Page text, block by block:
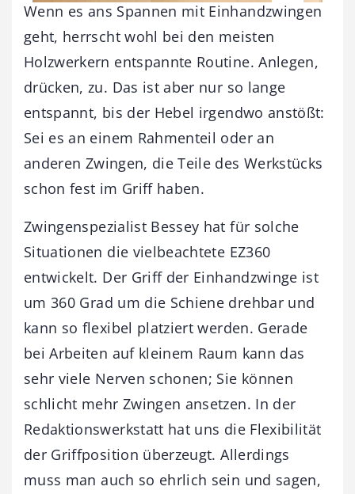
Wenn es ans Spannen mit Einhandzwingen
geht, herrscht wohl bei den meisten
Holzwerkern entspannte Routine. Anlegen,
drücken, zu. Das ist aber nur so lange
entspannt, bis der Hebel irgendwo anstößt:
Sei es an einem Rahmenteil oder an
anderen Zwingen, die Teile des Werkstücks
schon fest im Griff haben.
Zwingenspezialist Bessey hat für solche
Situationen die vielbeachtete EZ360
entwickelt. Der Griff der Einhandzwinge ist
um 360 Grad um die Schiene drehbar und
kann so flexibel platziert werden. Gerade
bei Arbeiten auf kleinem Raum kann das
sehr viele Nerven schonen; Sie können
schlicht mehr Zwingen ansetzen. In der
Redaktionswerkstatt hat uns die Flexibilität
der Griffposition überzeugt. Allerdings
muss man auch so ehrlich sein und sagen,